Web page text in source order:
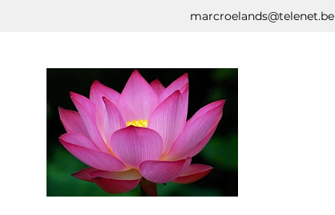
marcroelands@telenet.be